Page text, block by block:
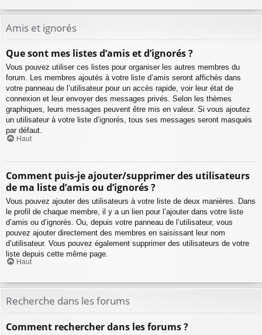
Amis et ignorés
Que sont mes listes d’amis et d’ignorés ?
Vous pouvez utiliser ces listes pour organiser les autres membres du
forum. Les membres ajoutés à votre liste d’amis seront affichés dans
votre panneau de l’utilisateur pour un accès rapide, voir leur état de
connexion et leur envoyer des messages privés. Selon les thèmes
graphiques, leurs messages peuvent être mis en valeur. Si vous ajoutez
un utilisateur à votre liste d’ignorés, tous ses messages seront masqués
par défaut.
Haut
Comment puis-je ajouter/supprimer des utilisateurs
de ma liste d’amis ou d’ignorés ?
Vous pouvez ajouter des utilisateurs à votre liste de deux manières. Dans
le profil de chaque membre, il y a un lien pour l’ajouter dans votre liste
d’amis ou d’ignorés. Ou, depuis votre panneau de l’utilisateur, vous
pouvez ajouter directement des membres en saisissant leur nom
d’utilisateur. Vous pouvez également supprimer des utilisateurs de votre
liste depuis cette même page.
Haut
Recherche dans les forums
Comment rechercher dans les forums ?